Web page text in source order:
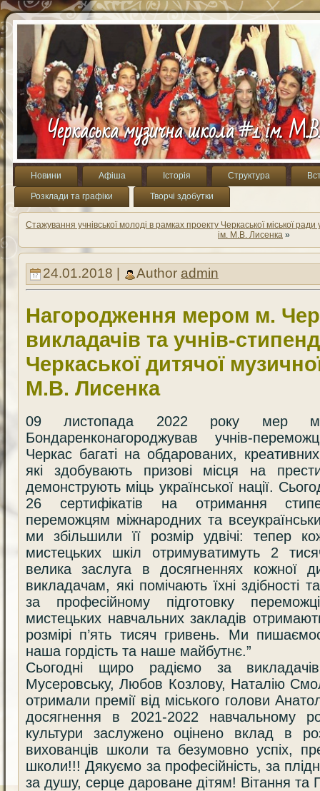
Черкаська музична школа #1 ім.
Новини Афіша Історія Структура
Розклади та графіки Творчі здобутки
Стажування учнівської молоді в рамках проекту Черкаської міської
ім. М.В. Лисенка »
24.01.2018 | Author admin
Нагородження мером м.
викладачів та учнів-
Черкаської дитячої
М.В. Лисенка
09 листопада 2022 року мер м.
Бондаренконагороджував учнів-
Черкас багаті на обдарованих,
які здобувають призові місця на
демонструють міць української нації.
26 сертифікатів на отримання
переможцям міжнародних та
ми збільшили її розмір удвічі: тепер
мистецьких шкіл отримуватимуть 2
велика заслуга в досягненнях кожної
викладачам, які помічають їхні
за професійному підготовку
мистецьких навчальних закладів
розмірі п’ять тисяч гривень. Ми
наша гордість та наше майбутнє.”
Сьогодні щиро радіємо за
Мусеровську, Любов Козлову, Наталію
отримали премії від міського голови
досягнення в 2021-2022 навчальному
культури заслужено оцінено вклад в
вихованців школи та безумовно успіх,
школи!!! Дякуємо за професійність, за
за душу, серце дароване дітям! Вітання та